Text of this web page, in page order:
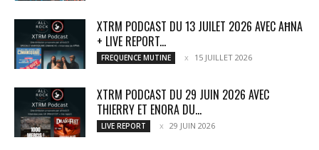
XTRM PODCAST DU 13 JUILET 2026 AVEC AĦNA
+ LIVE REPORT...
FREQUENCE MUTINE 15 JUILLET 2026
XTRM PODCAST DU 29 JUIN 2026 AVEC
THIERRY ET ENORA DU...
LIVE REPORT 29 JUIN 2026